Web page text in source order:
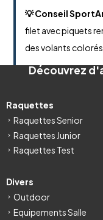
💡 Conseil
filet avec piquets
des volants colorés
Découvrez
Raquettes
Raquettes Senior
Raquettes Junior
Raquettes Test
Divers
Outdoor
Equipements Salle